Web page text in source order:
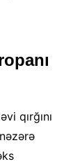
qırğını